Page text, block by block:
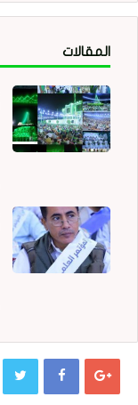
المقالات